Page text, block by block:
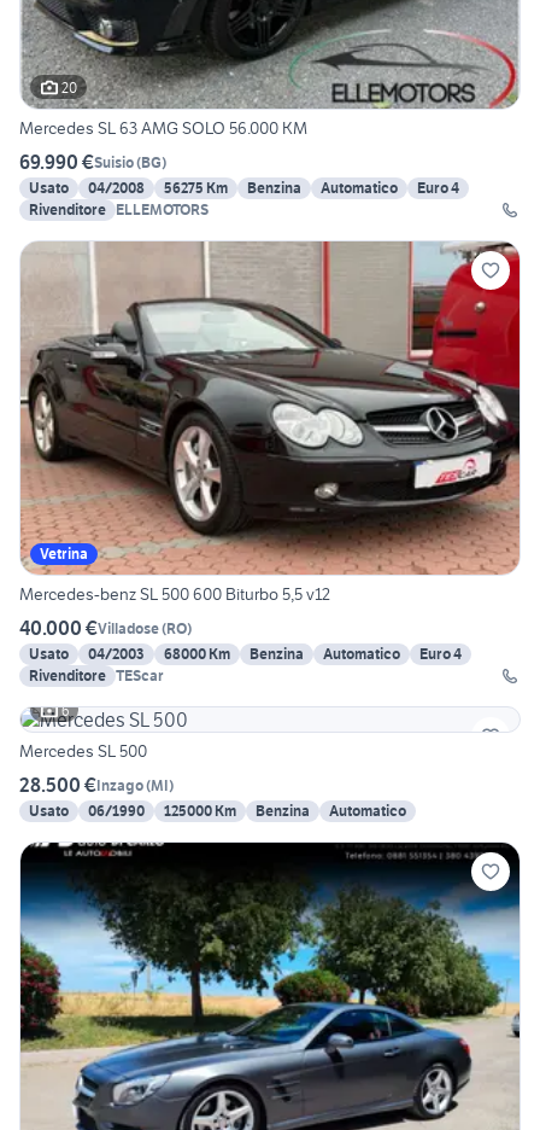
20
Mercedes SL 63 AMG SOLO 56.000 KM
69.990 €Suisio(BG)
Usato
04/2008 56275 Km Benzina Automatico
Euro 4
Rivenditore ELLEMOTORS
Vetrina
Mercedes-benz SL 500 600 Biturbo 5,5 v12
40.000 €Villadose(RO)
Usato
04/2003 68000 Km Benzina Automatico
Euro 4
Rivenditore TEScar
6
Mercedes SL 500
28.500 €Inzago(MI)
Usato
06/1990 125000 Km Benzina Automatico